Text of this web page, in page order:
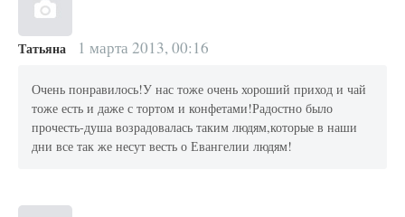
Татьяна 1 марта 2013, 00:16
Очень понравилось!У нас тоже очень хороший приход и чай
тоже есть и даже с тортом и конфетами!Радостно было
прочесть-душа возрадовалась таким людям,которые в наши
дни все так же несут весть о Евангелии людям!